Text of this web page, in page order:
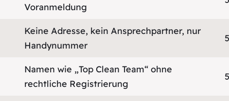
Voranmeldung
Keine Adresse, kein Ansprechpartner, nur
Handynummer
5
Namen wie „Top Clean Team“ ohne
rechtliche Registrierung
5